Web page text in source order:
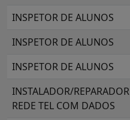
INSPETOR DE ALUNOS
INSPETOR DE ALUNOS
INSPETOR DE ALUNOS
INSTALADOR/REPARADOR
REDE TEL COM DADOS